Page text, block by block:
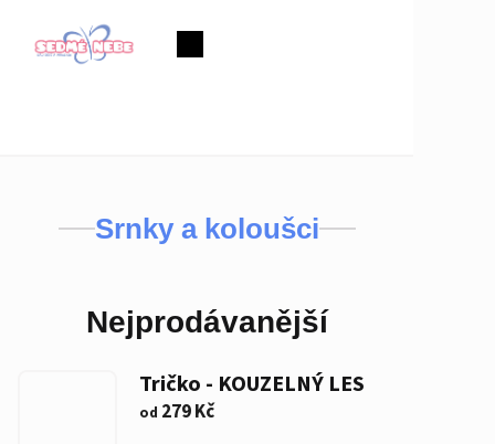
Nákupní
Srnky a koloušci
Nejprodávanější
Tričko - KOUZELNÝ LES
od 279 Kč